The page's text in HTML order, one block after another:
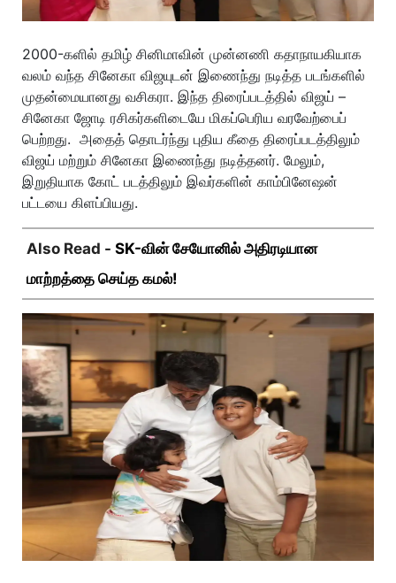
2000-களில் தமிழ் சினிமாவின் முன்னணி கதாநாயகியாக
வலம் வந்த சினேகா விஜயுடன் இணைந்து நடித்த படங்களில்
முதன்மையானது வசிகரா. இந்த திரைப்படத்தில் விஜய் –
சினேகா ஜோடி ரசிகர்களிடையே மிகப்பெரிய வரவேற்பைப்
பெற்றது. அதைத் தொடர்ந்து புதிய கீதை திரைப்படத்திலும்
விஜய் மற்றும் சினேகா இணைந்து நடித்தனர். மேலும்,
இறுதியாக கோட் படத்திலும் இவர்களின் காம்பினேஷன்
பட்டயை கிளப்பியது.
Also Read - SK-வின் சேயோனில் அதிரடியான
மாற்றத்தை செய்த கமல்!